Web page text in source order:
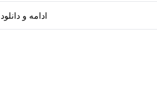
ادامه و دانلود